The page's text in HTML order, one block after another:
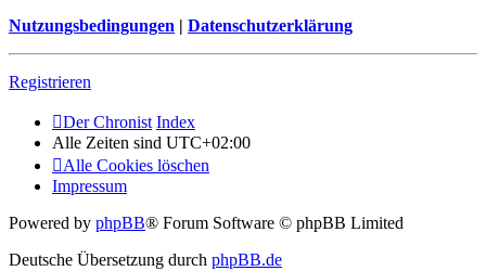
Nutzungsbedingungen | Datenschutzerklärung
Registrieren
Der Chronist Index
Alle Zeiten sind UTC+02:00
Alle Cookies löschen
Impressum
Powered by phpBB® Forum Software © phpBB Limited
Deutsche Übersetzung durch phpBB.de